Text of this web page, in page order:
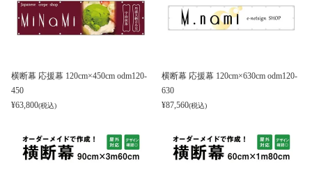
横断幕 応援幕 120cm×450cm odm120-
450
¥63,800(税込)
横断幕 応援幕 120cm×630cm odm120-
630
¥87,560(税込)